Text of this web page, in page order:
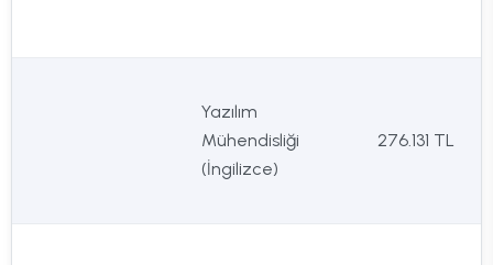
Yazılım
Mühendisliği
(İngilizce)
276.131 TL